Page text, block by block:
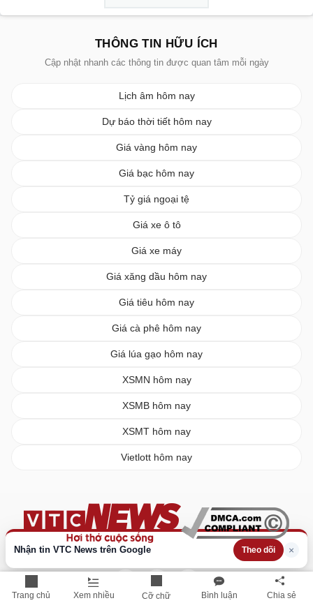
Trang chủ Xem nhiều Cỡ chữ Bình luận Chia sẻ
Nhận tin VTC News trên Google Theo dõi ×
THÔNG TIN HỮU ÍCH
Cập nhật nhanh các thông tin được quan tâm mỗi ngày
Lịch âm hôm nay
Dự báo thời tiết hôm nay
Giá vàng hôm nay
Giá bạc hôm nay
Tỷ giá ngoại tệ
Giá xe ô tô
Giá xe máy
Giá xăng dầu hôm nay
Giá tiêu hôm nay
Giá cà phê hôm nay
Giá lúa gạo hôm nay
XSMN hôm nay
XSMB hôm nay
XSMT hôm nay
Vietlott hôm nay